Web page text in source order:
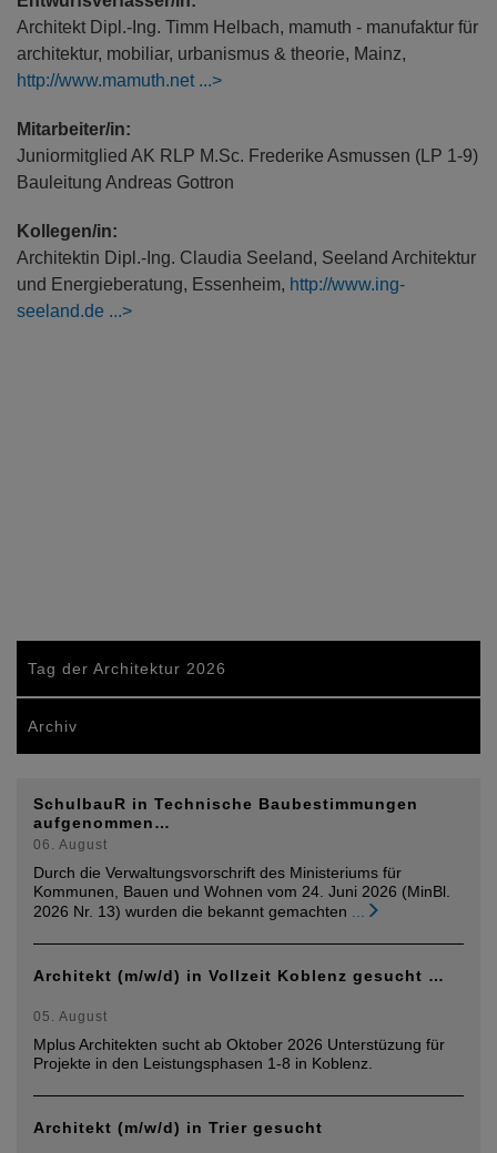
Architekt Dipl.-Ing. Timm Helbach, mamuth - manufaktur für
architektur, mobiliar, urbanismus & theorie, Mainz,
http://www.mamuth.net
Mitarbeiter/in:
Juniormitglied AK RLP M.Sc. Frederike Asmussen (LP 1-9)
Bauleitung Andreas Gottron
Kollegen/in:
Architektin Dipl.-Ing. Claudia Seeland, Seeland Architektur
und Energieberatung, Essenheim, http://www.ing-
seeland.de
Tag der Architektur 2026
Archiv
SchulbauR in Technische Baubestimmungen
aufgenommen…
06. August
Durch die Verwaltungsvorschrift des Ministeriums für
Kommunen, Bauen und Wohnen vom 24. Juni 2026 (MinBl.
2026 Nr. 13) wurden die bekannt gemachten
Architekt (m/w/d) in Vollzeit Koblenz gesucht …
05. August
Mplus Architekten sucht ab Oktober 2026 Unterstüzung für
Projekte in den Leistungsphasen 1-8 in Koblenz.
Architekt (m/w/d) in Trier gesucht